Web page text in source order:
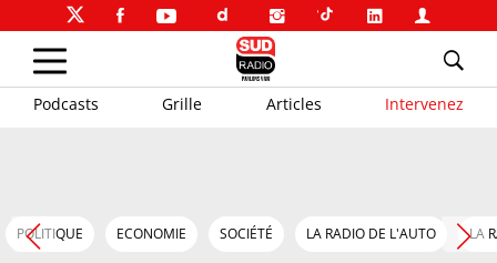
Podcasts Grille Articles Intervenez
POLITIQUE ECONOMIE SOCIÉTÉ LA RADIO DE L'AUTO LA